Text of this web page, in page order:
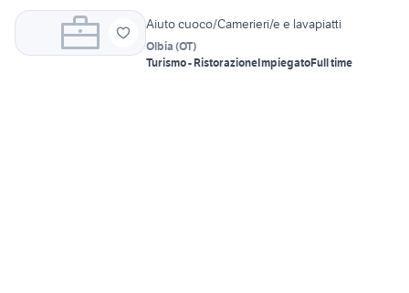
Aiuto cuoco/Camerieri/e e lavapiatti
Olbia (OT)
Turismo - RistorazioneImpiegatoFull time